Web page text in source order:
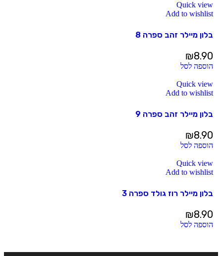
Quick view
Add to wishlist
בלון מיילר זהב ספרה 8
₪8.90
הוספה לסל
Quick view
Add to wishlist
בלון מיילר זהב ספרה 9
₪8.90
הוספה לסל
Quick view
Add to wishlist
בלון מיילר רוז גולד ספרה 3
₪8.90
הוספה לסל